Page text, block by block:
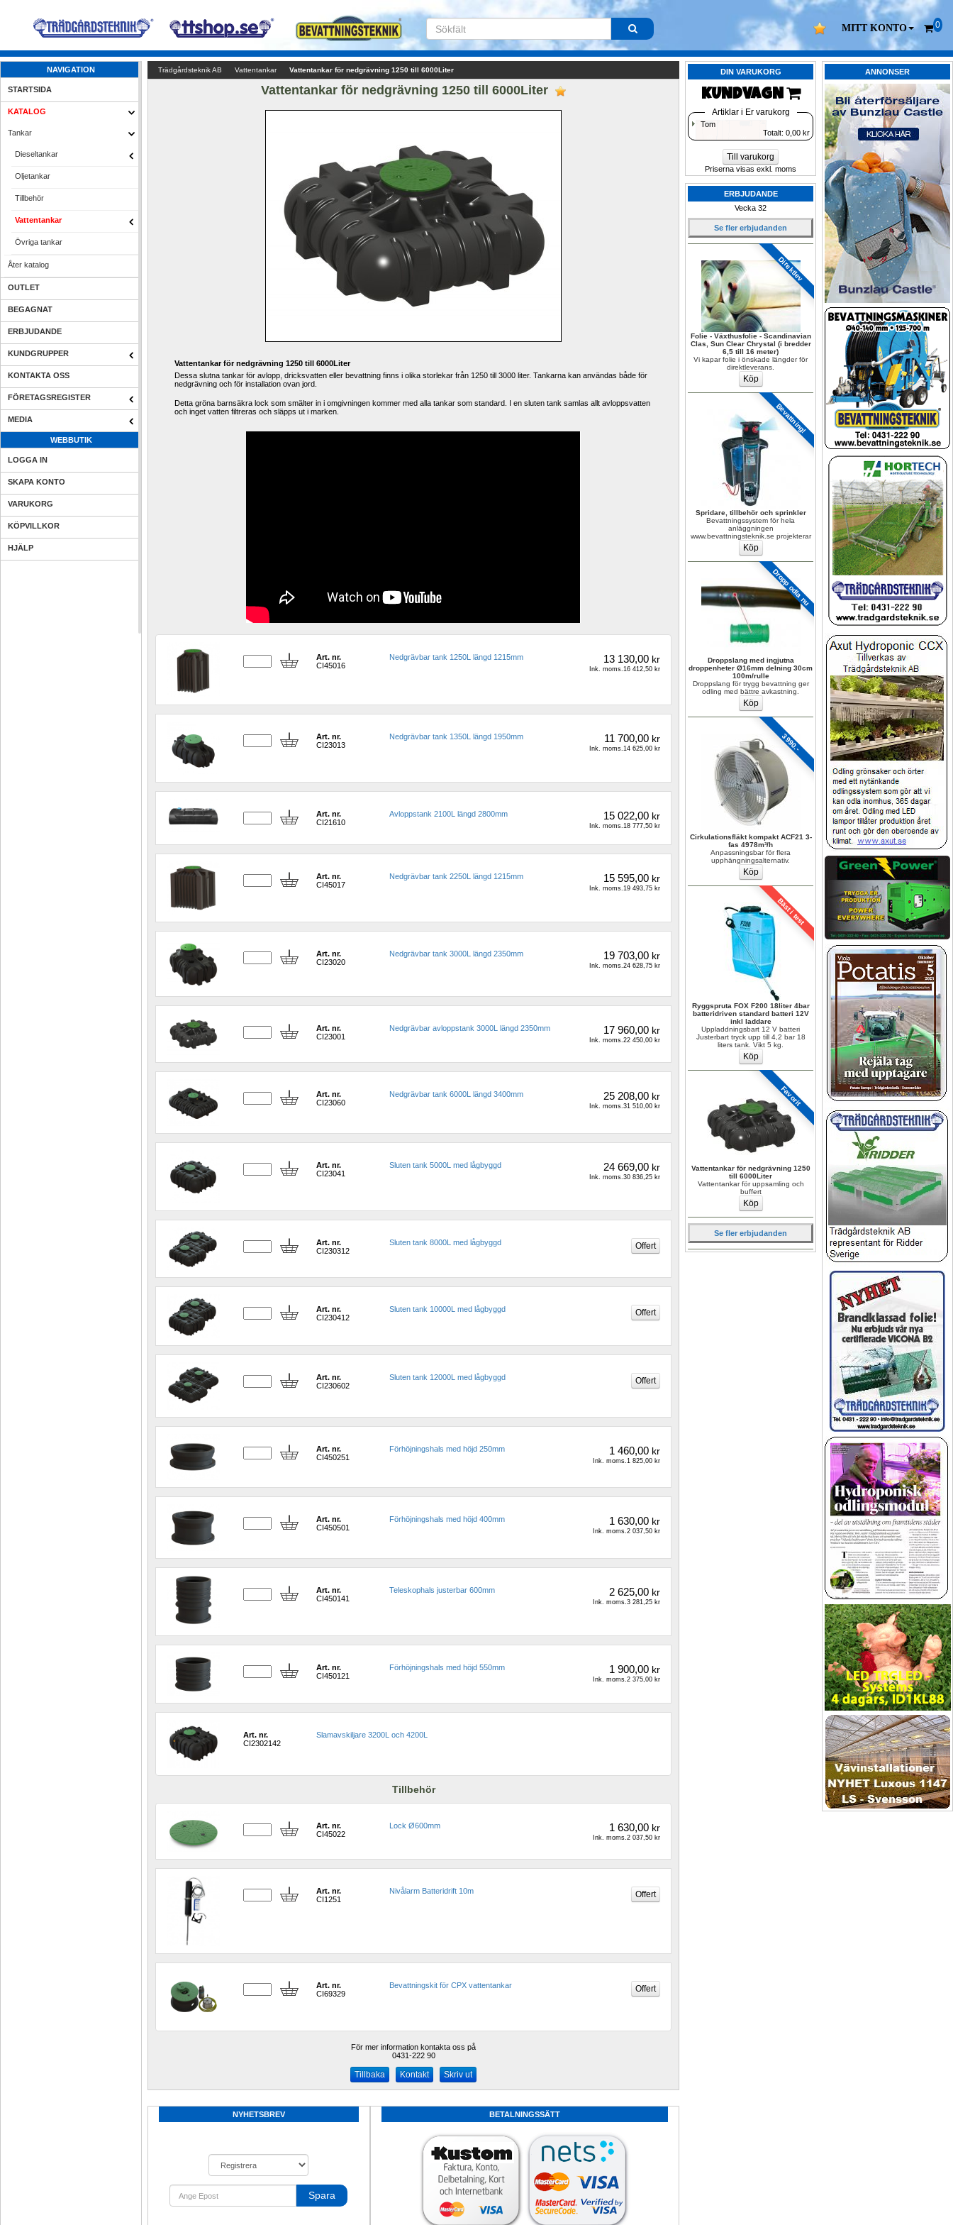
MITT KONTO 0
NAVIGATION
STARTSIDA
KATALOG
Tankar
Dieseltankar
Oljetankar
Tillbehör
Vattentankar
Övriga tankar
Åter katalog
OUTLET
BEGAGNAT
ERBJUDANDE
KUNDGRUPPER
KONTAKTA OSS
FÖRETAGSREGISTER
MEDIA
WEBBUTIK
LOGGA IN
SKAPA KONTO
VARUKORG
KÖPVILLKOR
HJÄLP
ANNONSER
DIN VARUKORG
KUNDVAGN
Artiklar i Er varukorg
Tom
Totalt: 0,00 kr
Till varukorg
Priserna visas exkl. moms
ERBJUDANDE
Vecka 32
Se fler erbjudanden
Direktlev
Folie - Växthusfolie - Scandinavian
Clas, Sun Clear Chrystal (i bredder
6,5 till 16 meter)
Vi kapar folie i önskade längder för
direktleverans.
Bevattning!
Spridare, tillbehör och sprinkler
Bevattningssystem för hela
anläggningen
www.bevattningsteknik.se projekterar
Dropp odla nu
Droppslang med ingjutna
droppenheter Ø16mm delning 30cm
100m/rulle
Droppslang för trygg bevattning ger
odling med bättre avkastning.
3990.-
Cirkulationsfläkt kompakt ACF21 3-
fas 4978m³/h
Anpassningsbar för flera
upphängningsalternativ.
Bäst i test
Ryggspruta FOX F200 18liter 4bar
batteridriven standard batteri 12V
inkl laddare
Uppladdningsbart 12 V batteri
Justerbart tryck upp till 4,2 bar 18
liters tank. Vikt 5 kg.
Favorit
Vattentankar för nedgrävning 1250
till 6000Liter
Vattentankar för uppsamling och
buffert
Se fler erbjudanden
Trädgårdsteknik AB Vattentankar Vattentankar för nedgrävning 1250 till 6000Liter
Vattentankar för nedgrävning 1250 till 6000Liter
Vattentankar för nedgrävning 1250 till 6000Liter
Dessa slutna tankar för avlopp, dricksvatten eller bevattning finns i olika storlekar från 1250 till 3000 liter. Tankarna kan användas både för
nedgrävning och för installation ovan jord.
Detta gröna barnsäkra lock som smälter in i omgivningen kommer med alla tankar som standard. I en sluten tank samlas allt avloppsvatten
och inget vatten filtreras och släpps ut i marken.
Art. nr.
CI45016
Nedgrävbar tank 1250L längd 1215mm 13 130,00kr
Ink. moms.16 412,50 kr
Art. nr.
CI23013
Nedgrävbar tank 1350L längd 1950mm 11 700,00kr
Ink. moms.14 625,00 kr
Art. nr.
CI21610
Avloppstank 2100L längd 2800mm 15 022,00kr
Ink. moms.18 777,50 kr
Art. nr.
CI45017
Nedgrävbar tank 2250L längd 1215mm 15 595,00kr
Ink. moms.19 493,75 kr
Art. nr.
CI23020
Nedgrävbar tank 3000L längd 2350mm 19 703,00kr
Ink. moms.24 628,75 kr
Art. nr.
CI23001
Nedgrävbar avloppstank 3000L längd 2350mm 17 960,00kr
Ink. moms.22 450,00 kr
Art. nr.
CI23060
Nedgrävbar tank 6000L längd 3400mm 25 208,00kr
Ink. moms.31 510,00 kr
Art. nr.
CI23041
Sluten tank 5000L med lågbyggd 24 669,00kr
Ink. moms.30 836,25 kr
Art. nr.
CI230312
Sluten tank 8000L med lågbyggd
Art. nr.
CI230412
Sluten tank 10000L med lågbyggd
Art. nr.
CI230602
Sluten tank 12000L med lågbyggd
Art. nr.
CI450251
Förhöjningshals med höjd 250mm 1 460,00kr
Ink. moms.1 825,00 kr
Art. nr.
CI450501
Förhöjningshals med höjd 400mm 1 630,00kr
Ink. moms.2 037,50 kr
Art. nr.
CI450141
Teleskophals justerbar 600mm 2 625,00kr
Ink. moms.3 281,25 kr
Art. nr.
CI450121
Förhöjningshals med höjd 550mm 1 900,00kr
Ink. moms.2 375,00 kr
Art. nr.
CI2302142
Slamavskiljare 3200L och 4200L
Tillbehör
Art. nr.
CI45022
Lock Ø600mm 1 630,00kr
Ink. moms.2 037,50 kr
Art. nr.
CI1251
Nivålarm Batteridrift 10m
Art. nr.
CI69329
Bevattningskit för CPX vattentankar
För mer information kontakta oss på
0431-222 90
Kontakt Skriv ut
NYHETSBREV
Spara
BETALNINGSSÄTT